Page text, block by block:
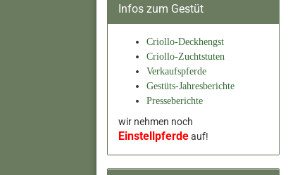
Infos zum Gestüt
Criollo-Deckhengst
Criollo-Zuchtstuten
Verkaufspferde
Gestüts-Jahresberichte
Presseberichte
wir nehmen noch
Einstellpferdeauf!